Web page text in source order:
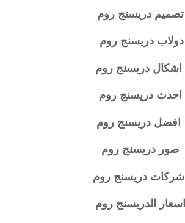
تصميم دريسنج روم
دولاب دريسنج روم
اشكال دريسنج روم
احدث دريسنج روم
افضل دريسنج روم
صور دريسنج روم
شركات دريسنج روم
اسعار الدريسنج روم